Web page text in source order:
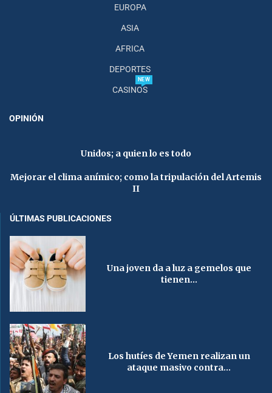
EUROPA
ASIA
AFRICA
DEPORTES
CASINOS
NEW
OPINIÓN
Unidos; a quien lo es todo
Mejorar el clima anímico; como la tripulación del Artemis
II
ÚLTIMAS PUBLICACIONES
Una joven da a luz a gemelos que
tienen...
Los hutíes de Yemen realizan un
ataque masivo contra...